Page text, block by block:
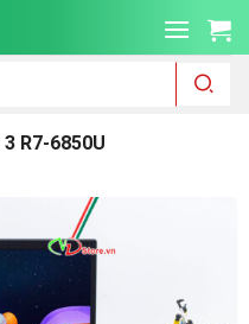
R7-6850U